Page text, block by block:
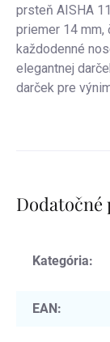
prsteň AISHA
priemer 14 mm,
každodenné
elegantnej
darček pre
Kategória:
EAN: